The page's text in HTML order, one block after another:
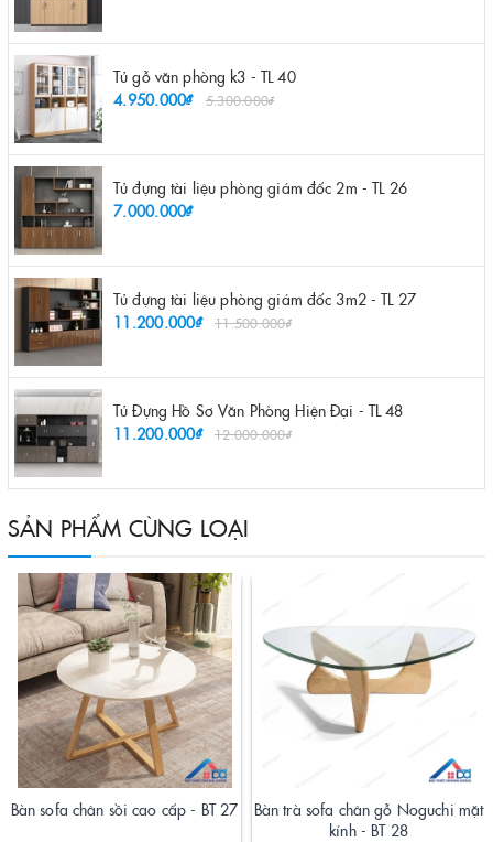
Tủ gỗ văn phòng k3 - TL 40
4.950.000₫
5.300.000₫
Tủ đựng tài liệu phòng giám đốc 2m - TL 26
7.000.000₫
Tủ đựng tài liệu phòng giám đốc 3m2 - TL 27
11.200.000₫
11.500.000₫
Tủ Đựng Hồ Sơ Văn Phòng Hiện Đại - TL 48
11.200.000₫
12.000.000₫
SẢN PHẨM CÙNG LOẠI
Bàn sofa chân sồi cao cấp - BT 27
Bàn trà sofa chân gỗ Noguchi mặt
kính - BT 28